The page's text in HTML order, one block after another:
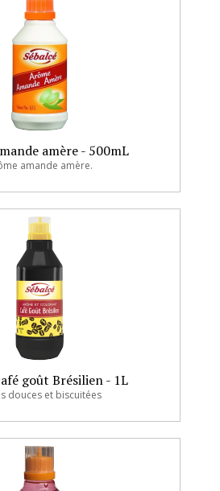
amère - 500mL
amande amère.
goût Brésilien - 1L
douces et biscuitées